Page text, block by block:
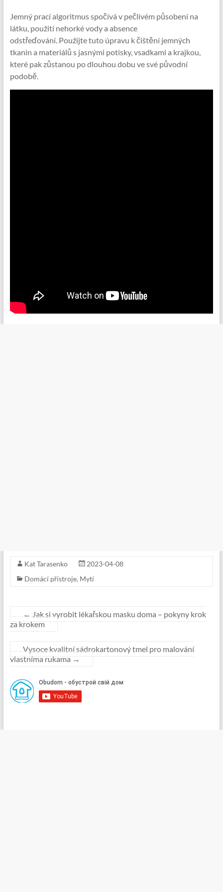
Jemný prací algoritmus spočívá v pečlivém působení na
látku, použití nehorké vody a absence
odstřeďování. Použijte tuto úpravu k čištění jemných
tkanin a materiálů s jasnými potisky, vsadkami a krajkou,
které pak zůstanou po dlouhou dobu ve své původní
podobě.
Kat Tarasenko
2023-04-08
Domácí přístroje, Mytí
← Jak si vyrobit lékařskou masku doma – pokyny krok
za krokem
Vysoce kvalitní sádrokartonový tmel pro malování
vlastníma rukama →